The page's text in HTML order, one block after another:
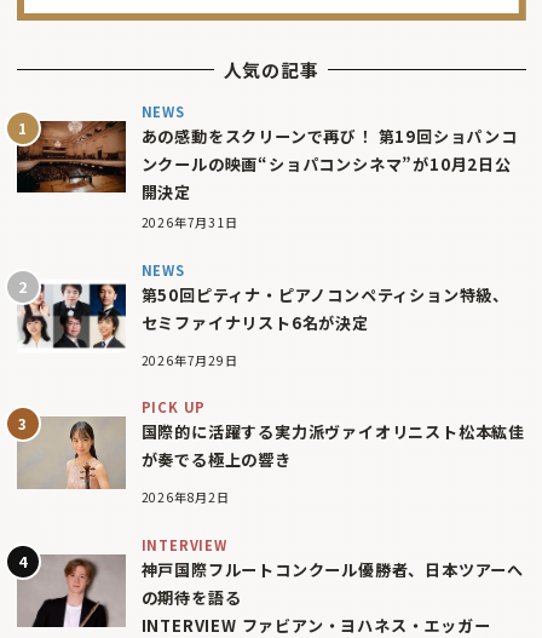
人気の記事
NEWS
あの感動をスクリーンで再び！ 第19回ショパンコ
ンクールの映画“ショパコンシネマ”が10月2日公
開決定
2026年7月31日
NEWS
第50回ピティナ・ピアノコンペティション特級、
セミファイナリスト6名が決定
2026年7月29日
PICK UP
国際的に活躍する実力派ヴァイオリニスト松本紘佳
が奏でる極上の響き
2026年8月2日
INTERVIEW
神戸国際フルートコンクール優勝者、日本ツアーへ
の期待を語る
INTERVIEW ファビアン・ヨハネス・エッガー